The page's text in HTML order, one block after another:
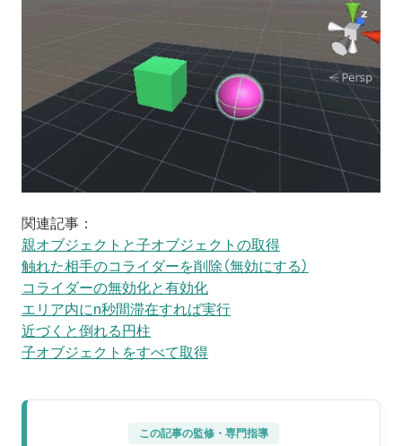
関連記事：
親オブジェクトと子オブジェクトの取得
触れた相手のコライダーを削除（無効にする）
コライダーの無効化と有効化
エリア内にn秒間滞在すれば実行
近づくと倒れる円柱
子オブジェクトをすべて取得
この記事の監修・専門指導